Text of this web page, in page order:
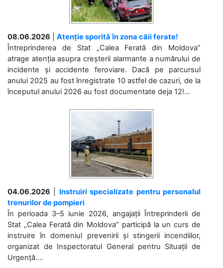
08.06.2026
Atenție sporită în zona căii ferate!
Întreprinderea de Stat „Calea Ferată din Moldova”
atrage atenția asupra creșterii alarmante a numărului de
incidente și accidente feroviare. Dacă pe parcursul
anului 2025 au fost înregistrate 10 astfel de cazuri, de la
începutul anului 2026 au fost documentate deja 12!...
04.06.2026
Instruiri specializate pentru personalul
trenurilor de pompieri
În perioada 3–5 iunie 2026, angajații Întreprinderii de
Stat „Calea Ferată din Moldova” participă la un curs de
instruire în domeniul prevenirii și stingerii incendiilor,
organizat de Inspectoratul General pentru Situații de
Urgență....